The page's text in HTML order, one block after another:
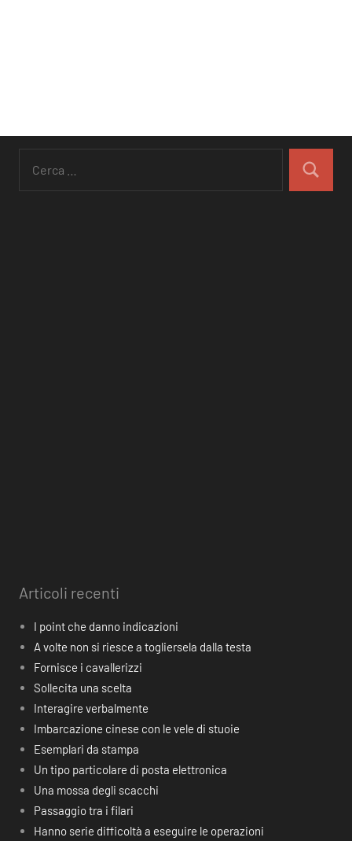
Articoli recenti
I point che danno indicazioni
A volte non si riesce a togliersela dalla testa
Fornisce i cavallerizzi
Sollecita una scelta
Interagire verbalmente
Imbarcazione cinese con le vele di stuoie
Esemplari da stampa
Un tipo particolare di posta elettronica
Una mossa degli scacchi
Passaggio tra i filari
Hanno serie difficoltà a eseguire le operazioni